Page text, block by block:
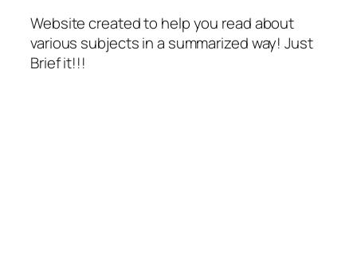
Website created to help you read about
various subjects in a summarized way! Just
Brief it!!!